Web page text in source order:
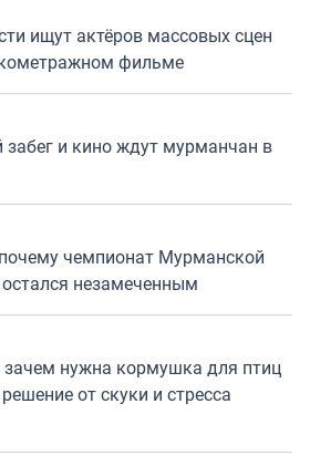
ищут актёров массовых сцен
фильме
забег и кино ждут мурманчан в
чемпионат Мурманской
незамеченным
зачем нужна кормушка для птиц
от скуки и стресса